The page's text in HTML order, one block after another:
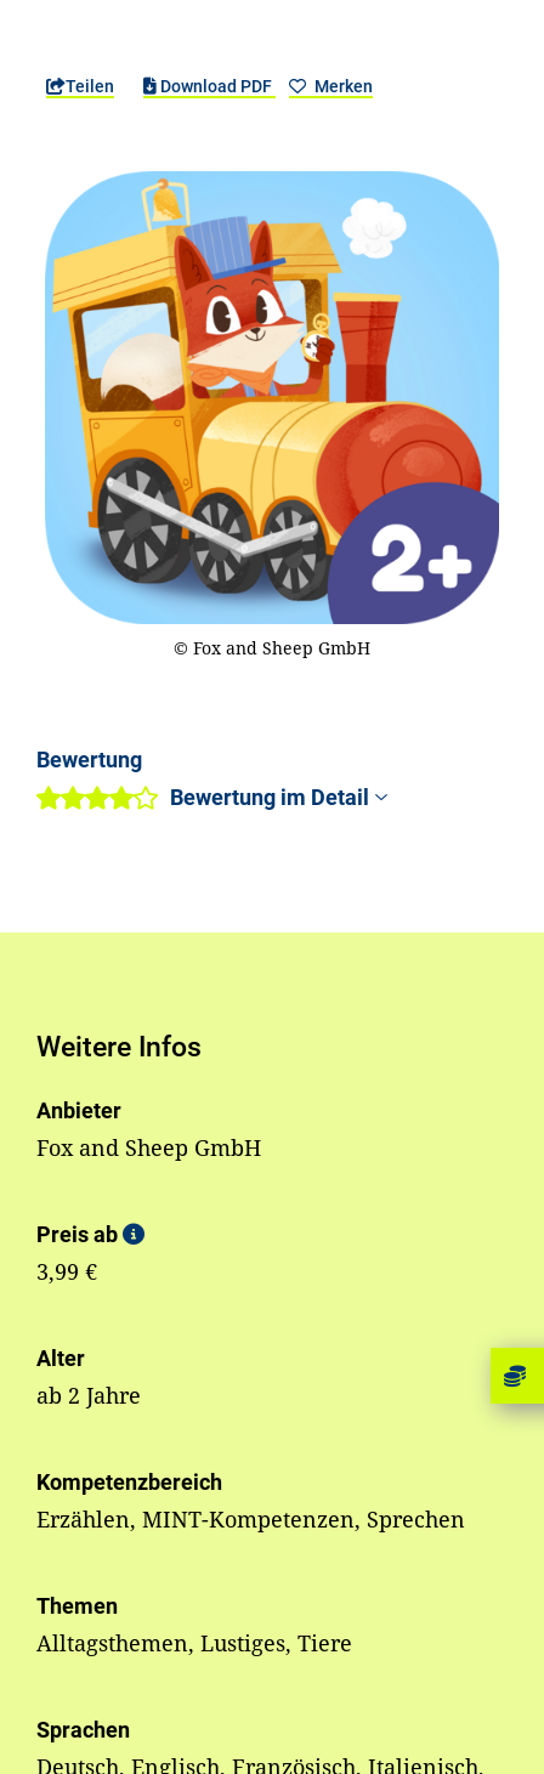
Teilen Download PDF Merken
© Fox and Sheep GmbH
Bewertung
Bewertung im Detail
Weitere Infos
Anbieter
Fox and Sheep GmbH
Preis ab
3,99 €
Alter
ab 2 Jahre
Kompetenzbereich
Erzählen, MINT-Kompetenzen, Sprechen
Themen
Alltagsthemen, Lustiges, Tiere
Sprachen
Deutsch, Englisch, Französisch, Italienisch,